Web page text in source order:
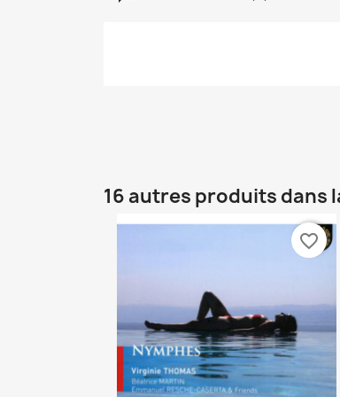
16 autres produits dans
favorite_border